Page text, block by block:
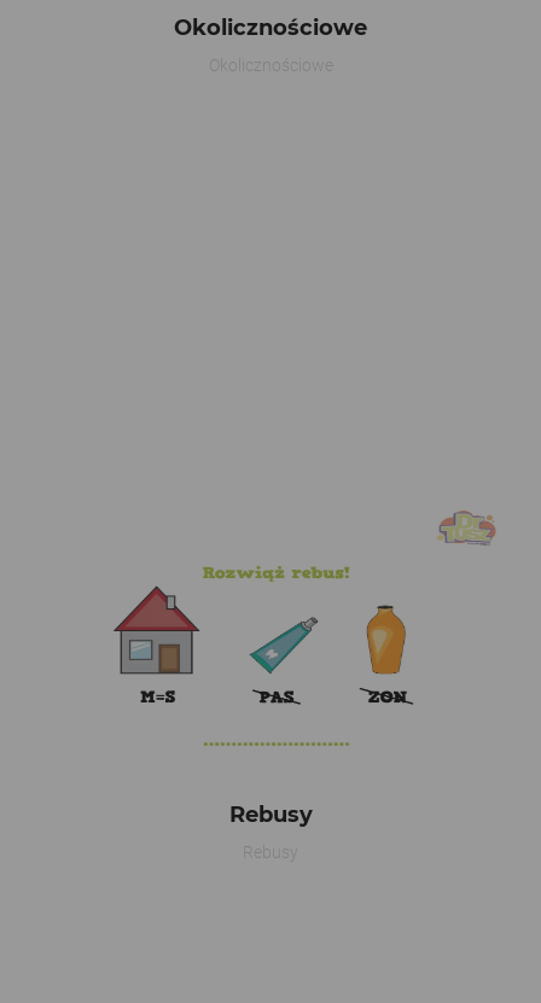
Okolicznościowe
Okolicznościowe
Rebusy
Rebusy